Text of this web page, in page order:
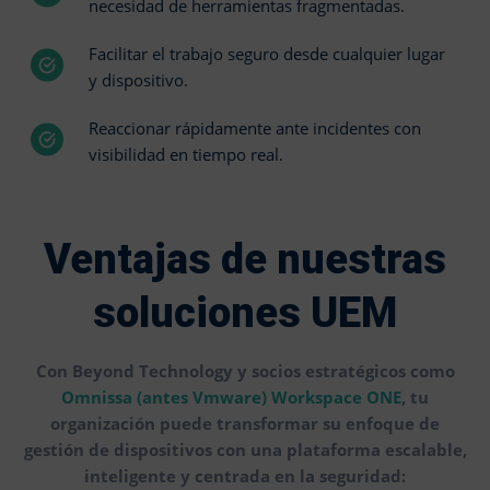
necesidad de herramientas fragmentadas.
Facilitar el trabajo seguro desde cualquier lugar
y dispositivo.
Reaccionar rápidamente ante incidentes con
visibilidad en tiempo real.
Ventajas de nuestras
soluciones UEM
Con Beyond Technology y socios estratégicos como
Omnissa (antes Vmware) Workspace ONE, tu
organización puede transformar su enfoque de
gestión de dispositivos con una plataforma escalable,
inteligente y centrada en la seguridad: